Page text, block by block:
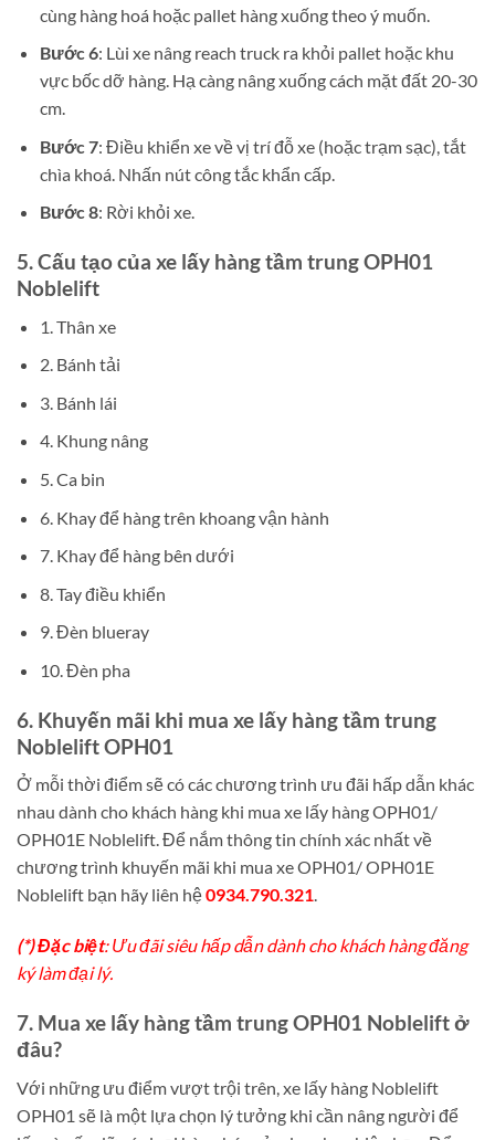
cùng hàng hoá hoặc pallet hàng xuống theo ý muốn.
Bước 6: Lùi xe nâng reach truck ra khỏi pallet hoặc khu
vực bốc dỡ hàng. Hạ càng nâng xuống cách mặt đất 20-30
cm.
Bước 7: Điều khiển xe về vị trí đỗ xe (hoặc trạm sạc), tắt
chìa khoá. Nhấn nút công tắc khẩn cấp.
Bước 8: Rời khỏi xe.
5. Cấu tạo của xe lấy hàng tầm trung OPH01
Noblelift
1. Thân xe
2. Bánh tải
3. Bánh lái
4. Khung nâng
5. Ca bin
6. Khay để hàng trên khoang vận hành
7. Khay để hàng bên dưới
8. Tay điều khiển
9. Đèn blueray
10. Đèn pha
6. Khuyến mãi khi mua xe lấy hàng tầm trung
Noblelift OPH01
Ở mỗi thời điểm sẽ có các chương trình ưu đãi hấp dẫn khác
nhau dành cho khách hàng khi mua xe lấy hàng OPH01/
OPH01E Noblelift. Để nắm thông tin chính xác nhất về
chương trình khuyến mãi khi mua xe OPH01/ OPH01E
Noblelift bạn hãy liên hệ0934.790.321.
(*) Đặc biệt: Ưu đãi siêu hấp dẫn dành cho khách hàng đăng
ký làm đại lý.
7. Mua xe lấy hàng tầm trung OPH01 Noblelift ở
đâu?
Với những ưu điểm vượt trội trên, xe lấy hàng Noblelift
OPH01 sẽ là một lựa chọn lý tưởng khi cần nâng người để